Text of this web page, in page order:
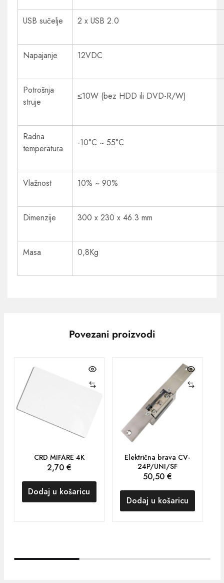
USB sučelje 2 x USB 2.0
Napajanje 12VDC
Potrošnja
struje
≤10W (bez HDD ili DVD-R/W)
Radna
temperatura
-10°C ~ 55°C
Vlažnost 10% ~ 90%
Dimenzije 300 x 230 x 46.3 mm
Masa 0,8Kg
Povezani proizvodi
CRD MIFARE 4K
2,70 €
Dodaj u košaricu
Električna brava CV-
24P/UNI/SF
50,50 €
Dodaj u košaricu